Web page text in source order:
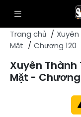
Trang chủ
Mặt
Chương 120
Xuyên Thành
Mặt - Chương